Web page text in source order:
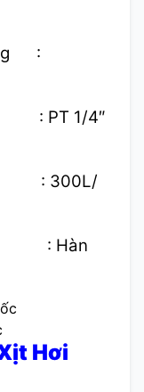
:
PT 1/4″
: 300L/
Hàn
Hơi